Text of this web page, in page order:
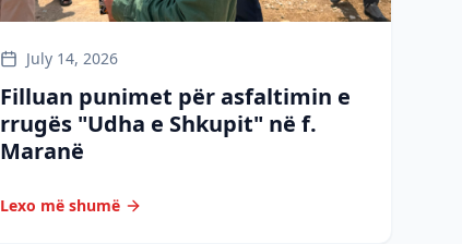
July 14, 2026
Filluan punimet për asfaltimin e
rrugës "Udha e Shkupit" në f.
Maranë
Lexo më shumë